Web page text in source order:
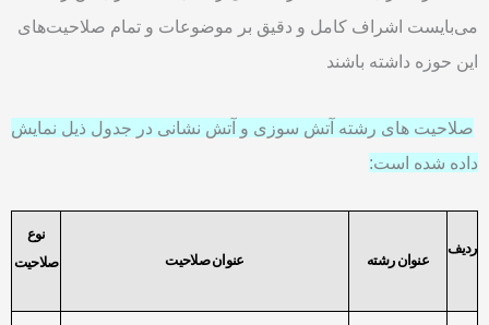
می‌بایست اشراف کامل و دقیق بر موضوعات و تمام صلاحیت‌های
این حوزه داشته باشند
صلاحیت های رشته آتش سوزی و آتش نشانی در جدول ذیل نمایش
داده شده است:
ردیف
عنوان رشته عنوان صلاحیت
نوع
صلاحیت